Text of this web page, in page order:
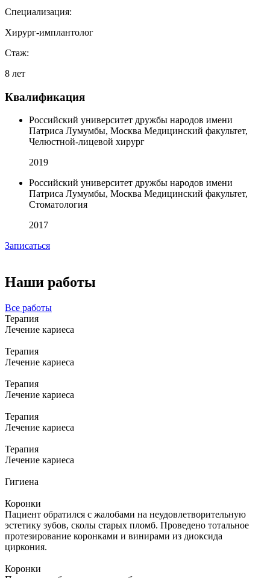
Специализация:
Хирург-имплантолог
Стаж:
8 лет
Квалификация
Российский университет дружбы народов имени
Патриса Лумумбы, Москва Медицинский факультет,
Челюстной-лицевой хирург
2019
Российский университет дружбы народов имени
Патриса Лумумбы, Москва Медицинский факультет,
Стоматология
2017
Записаться
Наши работы
Все работы
Терапия
Лечение кариеса
Терапия
Лечение кариеса
Терапия
Лечение кариеса
Терапия
Лечение кариеса
Терапия
Лечение кариеса
Гигиена
Коронки
Пациент обратился с жалобами на неудовлетворительную
эстетику зубов, сколы старых пломб. Проведено тотальное
протезирование коронками и винирами из диоксида
циркония.
Коронки